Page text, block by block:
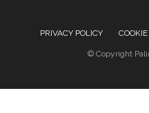
PRIVACY POLICY
© Copyright